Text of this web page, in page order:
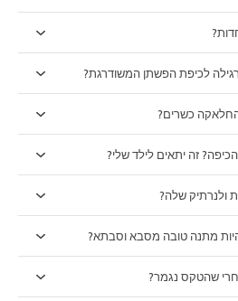
לכיפת הפשתן המשודרגת?
כשרים?
זה יתאים לילד שלי?
ולנרתיק שלה?
מתנה טובה מסבא וסבתא?
שהטקס נגמר?